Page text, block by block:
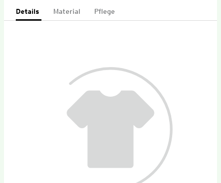
Details Material Pflege